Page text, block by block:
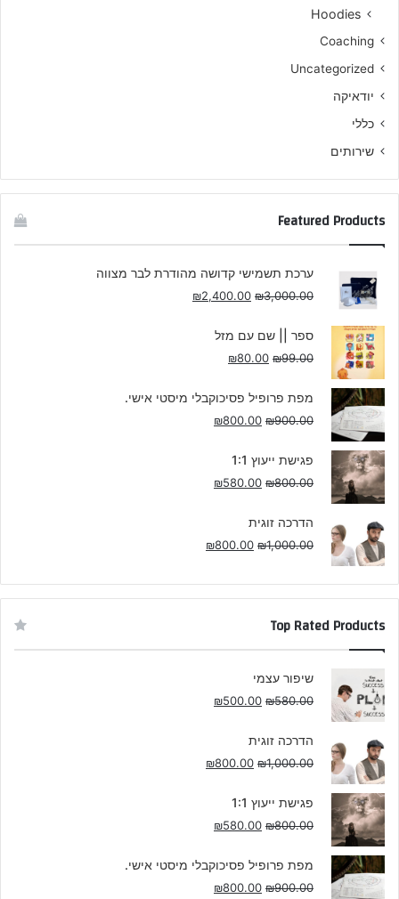
Hoodies
Coaching
Uncategorized
יודאיקה
כללי
שירותים
Featured Products
ערכת תשמישי קדושה מהודרת לבר מצווה
₪3,000.00
₪2,400.00
ספר || שם עם מזל
₪99.00
₪80.00
מפת פרופיל פסיכוקבלי מיסטי אישי.
₪900.00
₪800.00
פגישת ייעוץ 1:1
₪800.00
₪580.00
הדרכה זוגית
₪1,000.00
₪800.00
Top Rated Products
שיפור עצמי
₪580.00
₪500.00
הדרכה זוגית
₪1,000.00
₪800.00
פגישת ייעוץ 1:1
₪800.00
₪580.00
מפת פרופיל פסיכוקבלי מיסטי אישי.
₪900.00
₪800.00